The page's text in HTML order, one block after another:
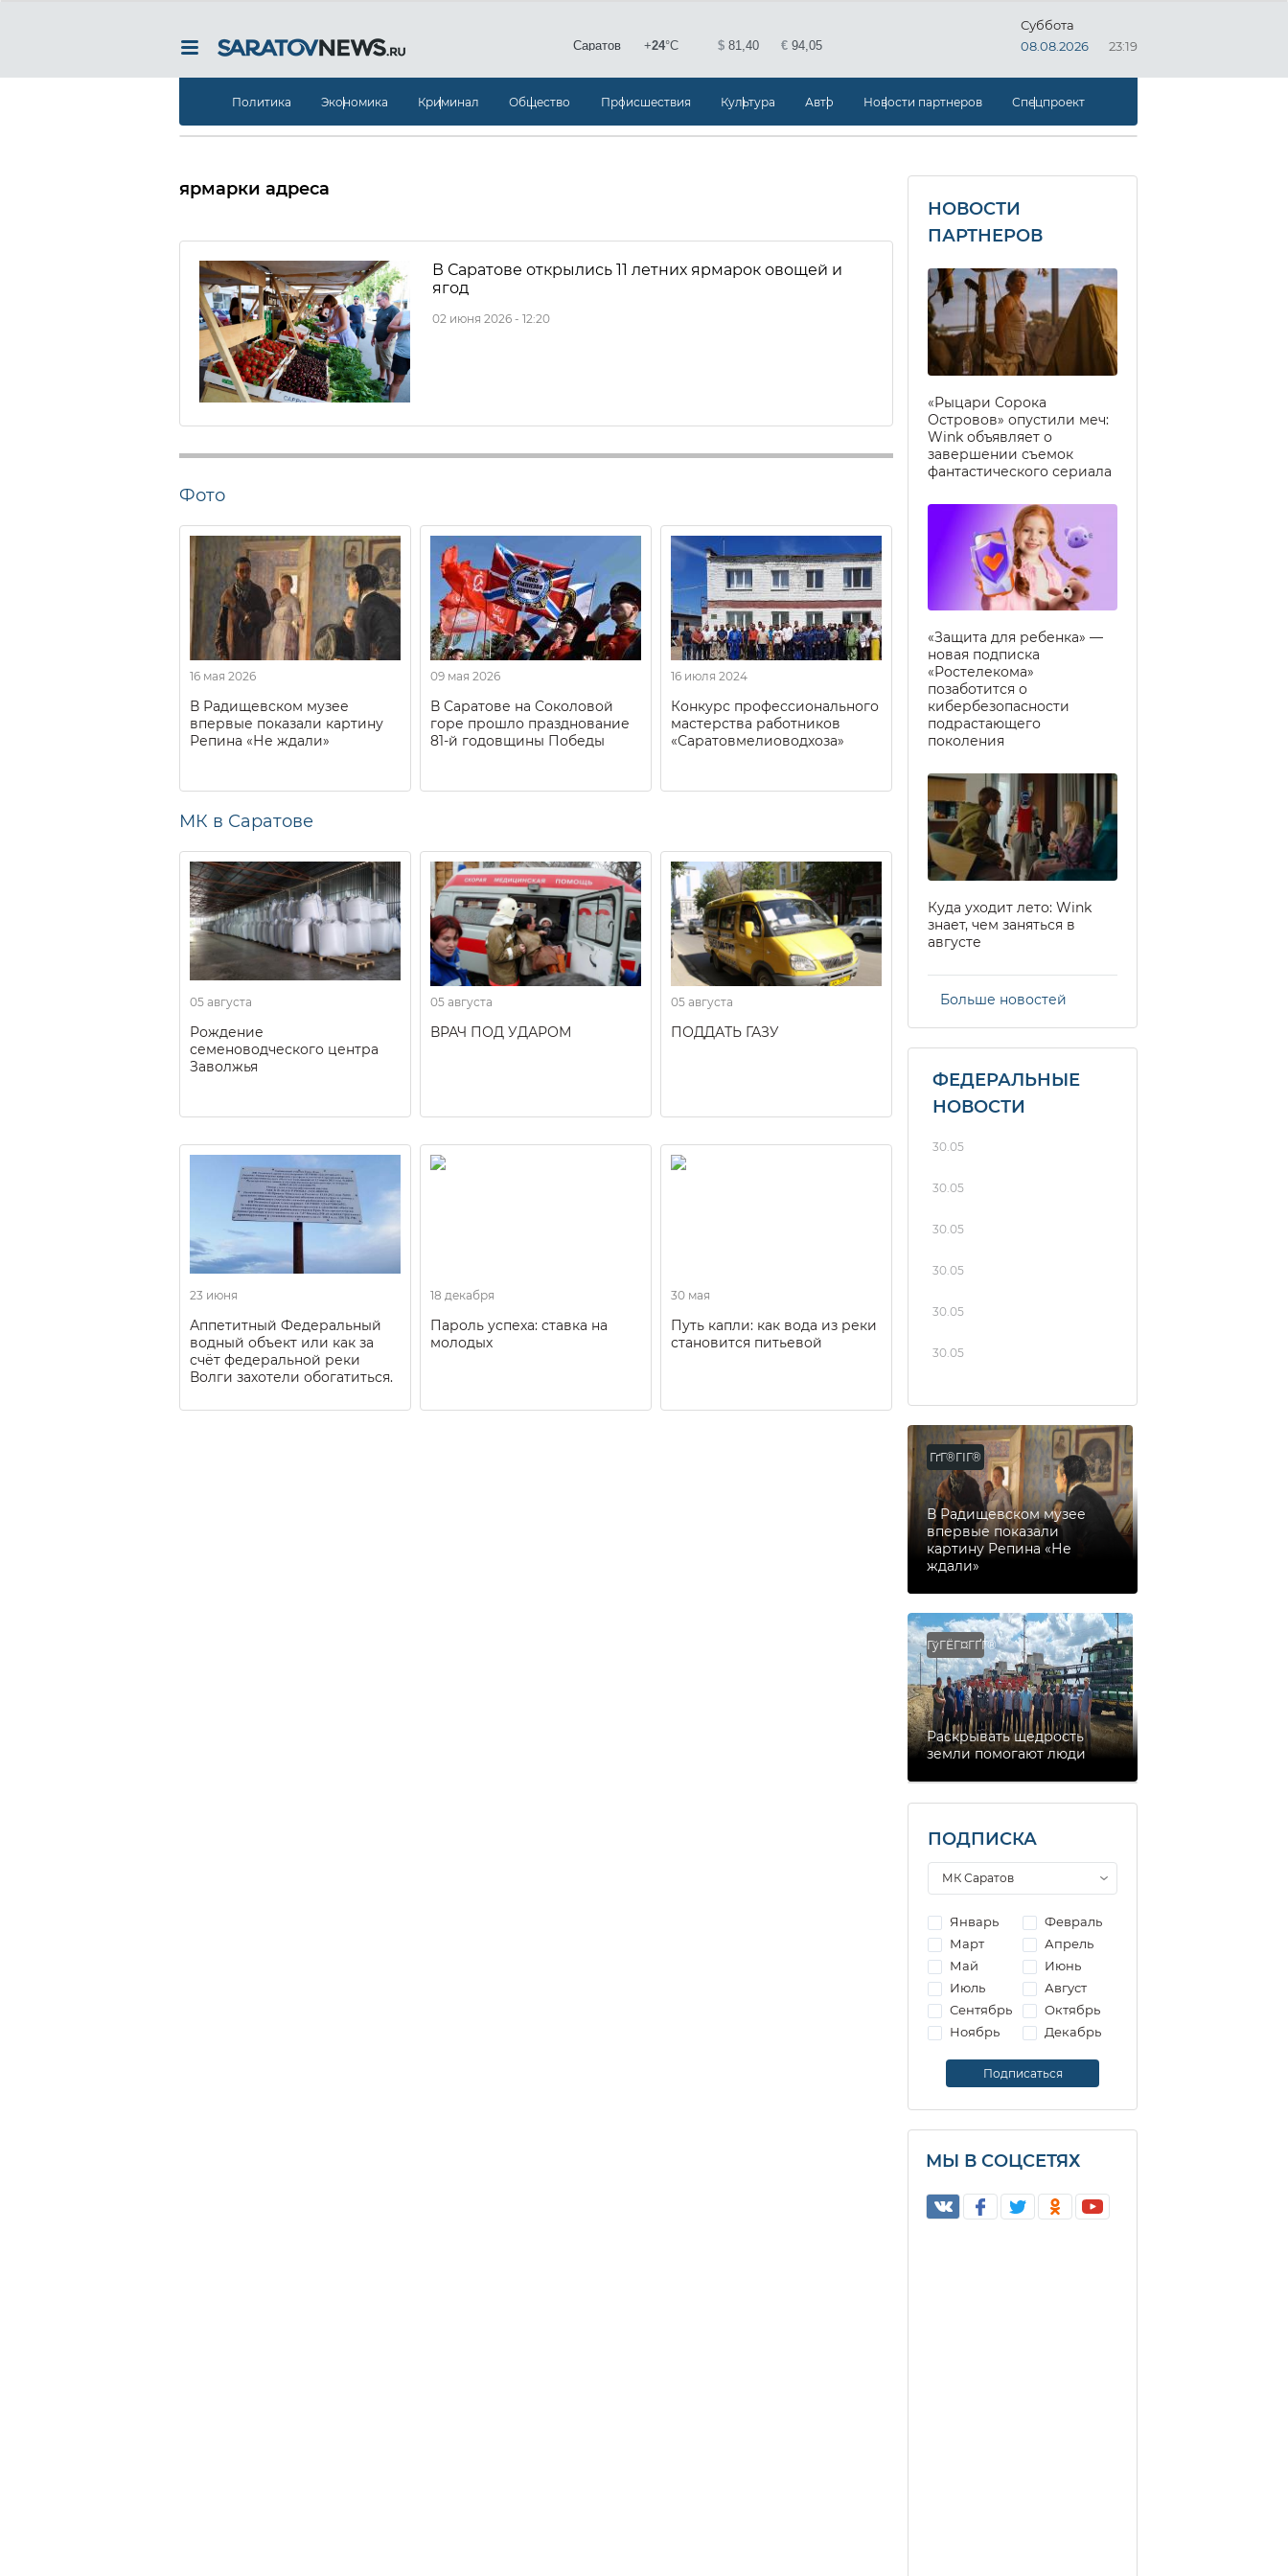
Суббота
08.08.2026
23:19
Политика Экономика Криминал Общество Происшествия Культура Авто Новости партнеров Спецпроект
ярмарки адреса
В Саратове открылись 11 летних ярмарок овощей и
ягод
02 июня 2026 - 12:20
Фото
16 мая 2026
В Радищевском музее
впервые показали картину
Репина «Не ждали»
09 мая 2026
В Саратове на Соколовой
горе прошло празднование
81-й годовщины Победы
16 июля 2024
Конкурс профессионального
мастерства работников
«Саратовмелиоводхоза»
МК в Саратове
05 августа
Рождение
семеноводческого центра
Заволжья
05 августа
ВРАЧ ПОД УДАРОМ
05 августа
ПОДДАТЬ ГАЗУ
23 июня
Аппетитный Федеральный
водный объект или как за
счёт федеральной реки
Волги захотели обогатиться.
18 декабря
Пароль успеха: ставка на
молодых
30 мая
Путь капли: как вода из реки
становится питьевой
НОВОСТИ
ПАРТНЕРОВ
«Рыцари Сорока
Островов» опустили меч:
Wink объявляет о
завершении съемок
фантастического сериала
«Защита для ребенка» —
новая подписка
«Ростелекома»
позаботится о
кибербезопасности
подрастающего
поколения
Куда уходит лето: Wink
знает, чем заняться в
августе
Больше новостей
ФЕДЕРАЛЬНЫЕ
НОВОСТИ
30.05
30.05
30.05
30.05
30.05
30.05
ГґГ®ГІГ®
В Радищевском музее
впервые показали
картину Репина «Не
ждали»
ГўГЁГ¤ГҐГ®
Раскрывать щедрость
земли помогают люди
ПОДПИСКА
Январь
Февраль
Март
Апрель
Май
Июнь
Июль
Август
Сентябрь
Октябрь
Ноябрь
Декабрь
МЫ В СОЦСЕТЯХ